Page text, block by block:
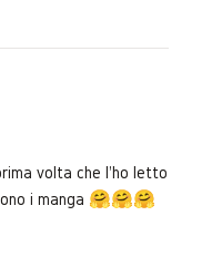
volta che l'ho letto
i manga 🤗🤗🤗